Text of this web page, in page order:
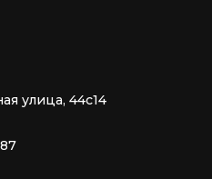
улица, 44с14